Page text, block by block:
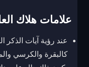
علامات هلاك
عند رؤية آيات
كالبقرة والكرسي